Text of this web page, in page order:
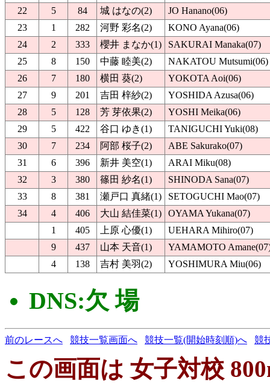
22
5 84 城 はなの(2)
JO Hanano(06)
23
1 282 河野 彩名(2)
KONO Ayana(06)
24
2 333 櫻井 まなか(1)
SAKURAI Manaka(07)
25
8 150 中藤 睦美(2)
NAKATOU Mutsumi(06)
26
7 180 横田 葵(2)
YOKOTA Aoi(06)
27
9 201 吉田 梓紗(2)
YOSHIDA Azusa(06)
28
5 128 芳 芽依果(2)
YOSHI Meika(06)
29
5 422 谷口 ゆき(1)
TANIGUCHI Yuki(08)
30
7 234 阿部 桜子(2)
ABE Sakurako(07)
31
6 396 新井 美空(1)
ARAI Miku(08)
32
3 380 篠田 紗名(1)
SHINODA Sana(07)
33
8 381 瀬戸口 真緒(1)
SETOGUCHI Mao(07)
34
4 406 大山 結佳菜(1)
OYAMA Yukana(07)
1
405 上原 心優(1)
UEHARA Mihiro(07)
9
437 山本 天音(1)
YAMAMOTO
4
138 吉村 美羽(2) YOSHIMURA Miu(06)
DNS:欠 場
前のレースへ 競技一覧画面へ 競技一覧(開始時刻順)へ 競
この画面は 女子対校